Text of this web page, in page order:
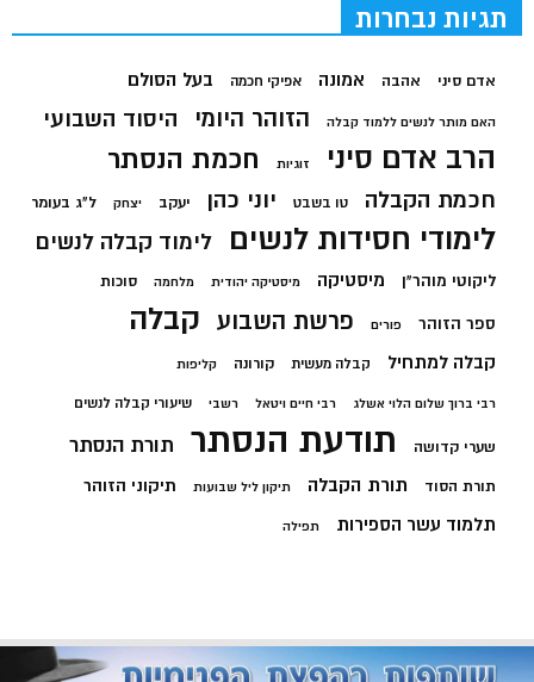
תגיות נבחרות
אדם סיני אהבה אמונה אפיקי חכמה בעל הסולם
האם מותר לנשים ללמוד קבלה הזוהר היומי היסוד השבועי
הרב אדם סיני זוגיות חכמת הנסתר
חכמת הקבלה טו בשבט יוני כהן יעקב יצחק ל"ג בעומר
לימודי חסידות לנשים לימוד קבלה לנשים
ליקוטי מוהר"ן מיסטיקה מיסטיקה יהודית מלחמה סוכות
ספר הזוהר פורים פרשת השבוע קבלה
קבלה למתחיל קבלה מעשית קורונה קליפות
רבי ברוך שלום הלוי אשלג רבי חיים ויטאל רשבי שיעורי קבלה לנשים
שערי קדושה תודעת הנסתר תורת הנסתר
תורת הסוד תורת הקבלה תיקון ליל שבועות תיקוני הזוהר
תלמוד עשר הספירות תפילה